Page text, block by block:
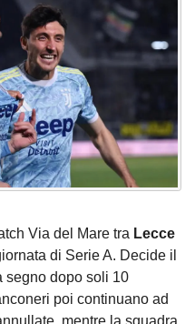
Via del Mare tra Lecce
di Serie A. Decide il
segno dopo soli 10
poi continuano ad